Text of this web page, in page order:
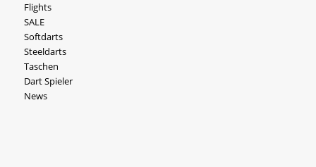
Flights
SALE
Softdarts
Steeldarts
Taschen
Dart Spieler
News